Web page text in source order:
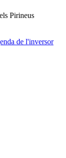
de l'inversor